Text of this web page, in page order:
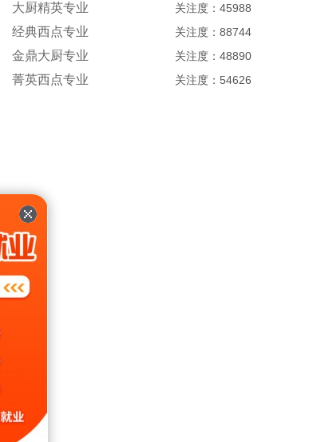
大厨精英专业 关注度：45988
经典西点专业 关注度：88744
金鼎大厨专业 关注度：48890
菁英西点专业 关注度：54626